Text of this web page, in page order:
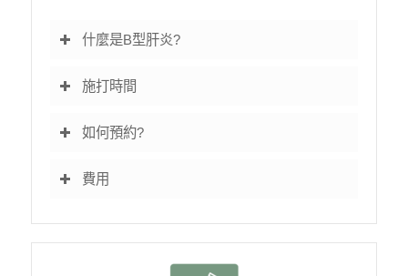
什麼是B型肝炎?
施打時間
如何預約?
費用